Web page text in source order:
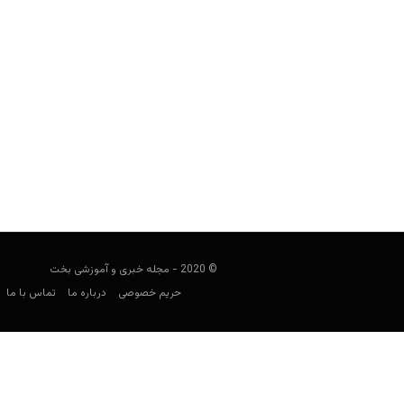
© 2020 - مجله خبری و آموزشی بخت
حریم خصوصی
درباره ما تماس با ما